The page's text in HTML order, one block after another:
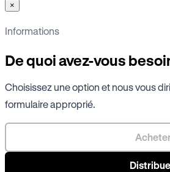
×
Informations
De quoi avez-vous
Choisissez une option et nous vous
formulaire approprié.